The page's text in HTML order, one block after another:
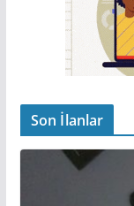
Son İlanlar